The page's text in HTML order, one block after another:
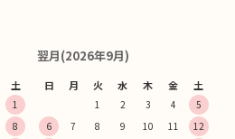
土
1
8
翌月(2026年9月)
日 月 火 水 木 金 土
1 2 3 4
5
6
7 8 9 10 11
12